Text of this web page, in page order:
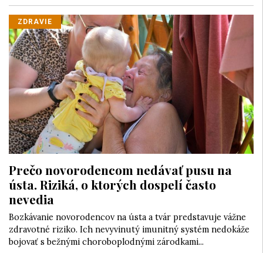
ZDRAVIE
Prečo novorodencom nedávať pusu na
ústa. Riziká, o ktorých dospelí často
nevedia
Bozkávanie novorodencov na ústa a tvár predstavuje vážne
zdravotné riziko. Ich nevyvinutý imunitný systém nedokáže
bojovať s bežnými choroboplodnými zárodkami...